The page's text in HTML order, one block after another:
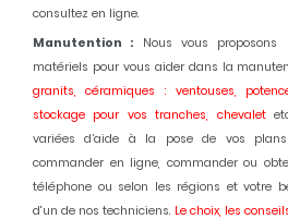
consultez en ligne.
Manutention : Nous vous
matériels pour vous aider dans la
granits, céramiques : ventouses,
stockage pour vos tranches, chevalet
variées d’aide à la pose de vos
commander en ligne, commander ou
téléphone ou selon les régions et votre
d'un de nos techniciens. Le choix, les